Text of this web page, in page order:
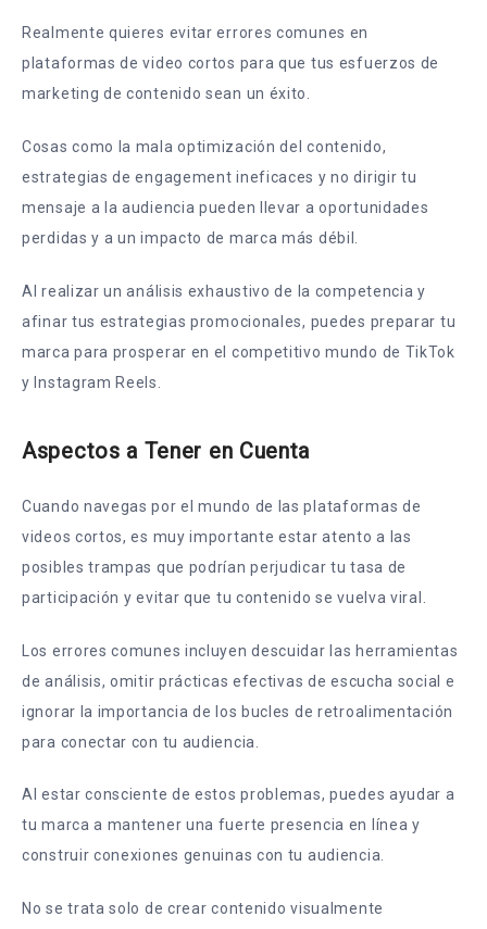
Realmente quieres evitar errores comunes en
plataformas de video cortos para que tus esfuerzos de
marketing de contenido sean un éxito.
Cosas como la mala optimización del contenido,
estrategias de engagement ineficaces y no dirigir tu
mensaje a la audiencia pueden llevar a oportunidades
perdidas y a un impacto de marca más débil.
Al realizar un análisis exhaustivo de la competencia y
afinar tus estrategias promocionales, puedes preparar tu
marca para prosperar en el competitivo mundo de TikTok
y Instagram Reels.
Aspectos a Tener en Cuenta
Cuando navegas por el mundo de las plataformas de
videos cortos, es muy importante estar atento a las
posibles trampas que podrían perjudicar tu tasa de
participación y evitar que tu contenido se vuelva viral.
Los errores comunes incluyen descuidar las herramientas
de análisis, omitir prácticas efectivas de escucha social e
ignorar la importancia de los bucles de retroalimentación
para conectar con tu audiencia.
Al estar consciente de estos problemas, puedes ayudar a
tu marca a mantener una fuerte presencia en línea y
construir conexiones genuinas con tu audiencia.
No se trata solo de crear contenido visualmente